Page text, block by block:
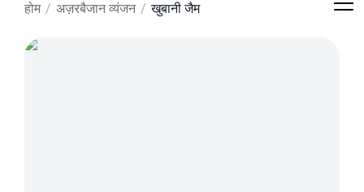
होम / अज़रबैजान व्यंजन / खुबानी जैम